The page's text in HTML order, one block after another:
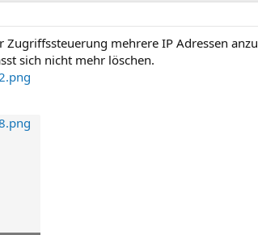
Zugriffssteuerung mehrere IP Adressen
sich nicht mehr löschen.